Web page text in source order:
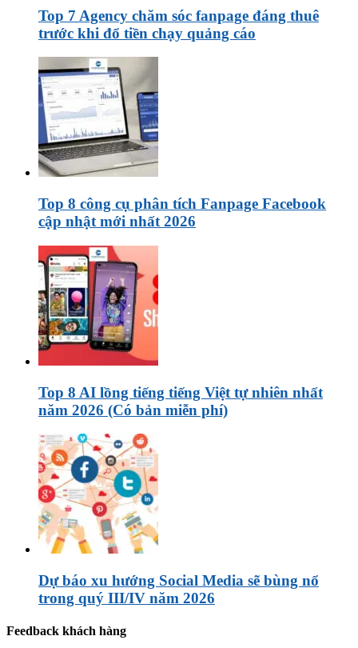
Top 7 Agency chăm sóc fanpage đáng thuê
trước khi đổ tiền chạy quảng cáo
Top 8 công cụ phân tích Fanpage Facebook
cập nhật mới nhất 2026
Top 8 AI lồng tiếng tiếng Việt tự nhiên nhất
năm 2026 (Có bản miễn phí)
Dự báo xu hướng Social Media sẽ bùng nổ
trong quý III/IV năm 2026
Feedback khách hàng